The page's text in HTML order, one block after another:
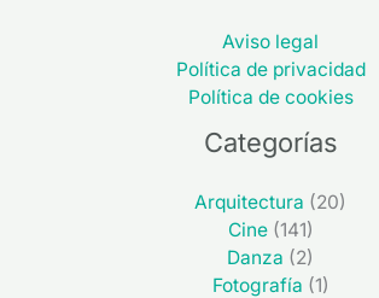
Aviso legal
Política de privacidad
Política de cookies
Categorías
Arquitectura (20)
Cine(141)
Danza (2)
Fotografía (1)